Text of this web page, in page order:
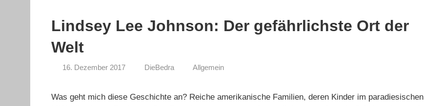
Lindsey Lee Johnson: Der gefährlichste Ort der
Welt
16. Dezember 2017 DieBedra Allgemein
Was geht mich diese Geschichte an? Reiche amerikanische Familien, deren Kinder im paradiesischen